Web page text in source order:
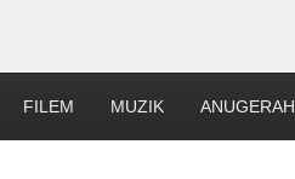
FILEM MUZIK ANUGERAH